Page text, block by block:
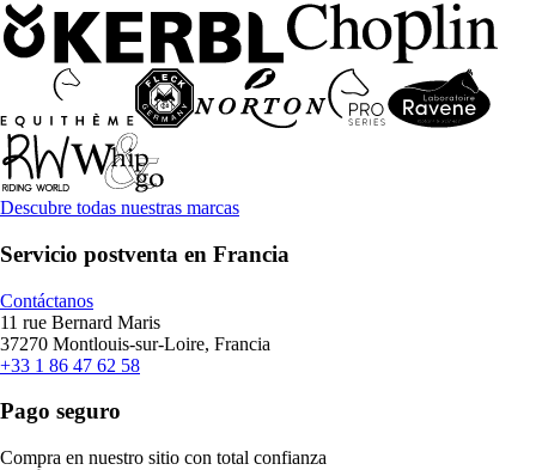
Descubre todas nuestras marcas
Servicio postventa en Francia
Contáctanos
11 rue Bernard Maris
37270 Montlouis-sur-Loire, Francia
+33 1 86 47 62 58
Pago seguro
Compra en nuestro sitio con total confianza